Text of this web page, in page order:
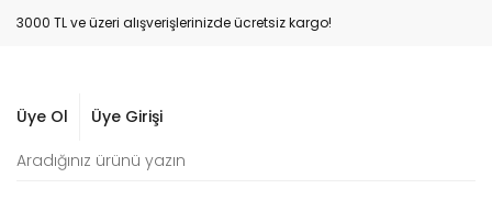
3000 TL ve üzeri alışverişlerinizde ücretsiz kargo!
Üye Ol Üye Girişi